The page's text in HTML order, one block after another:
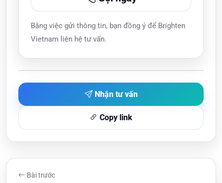
Bằng việc gửi thông tin, bạn đồng ý để Brighten
Vietnam liên hệ tư vấn.
Nhận tư vấn
Copy link
Bài trước